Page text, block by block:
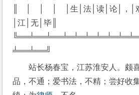
║　│　│　│　│生│法│读│论│，
│江│无│毕║
╧══╧══╝
站长杨春宝，江苏淮安人。颇
品，不通；爱书法，不精；尝好收